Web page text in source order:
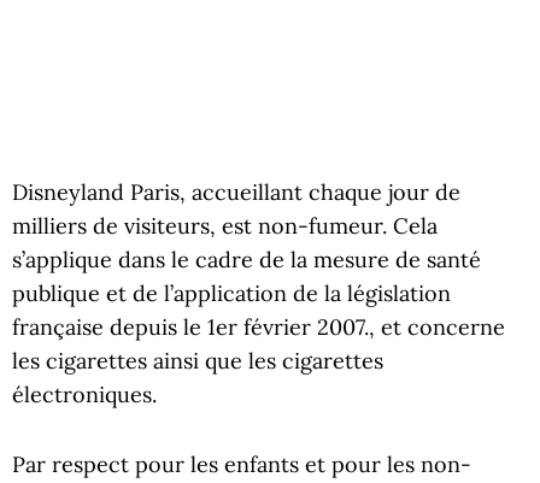
Disneyland Paris, accueillant chaque jour de
milliers de visiteurs, est non-fumeur. Cela
s’applique dans le cadre de la mesure de santé
publique et de l’application de la législation
française depuis le 1er février 2007., et concerne
les cigarettes ainsi que les cigarettes
électroniques.
Par respect pour les enfants et pour les non-